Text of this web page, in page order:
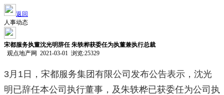
返回
人事动态
宋都服务执董沈光明辞任 朱轶桦获委任为执董兼执行总裁
观点地产网 2021-03-01 浏览:25329
3月1日，宋都服务集团有限公司发布公告表示，沈光
明已辞任本公司执行董事，及朱轶桦已获委任为公司执